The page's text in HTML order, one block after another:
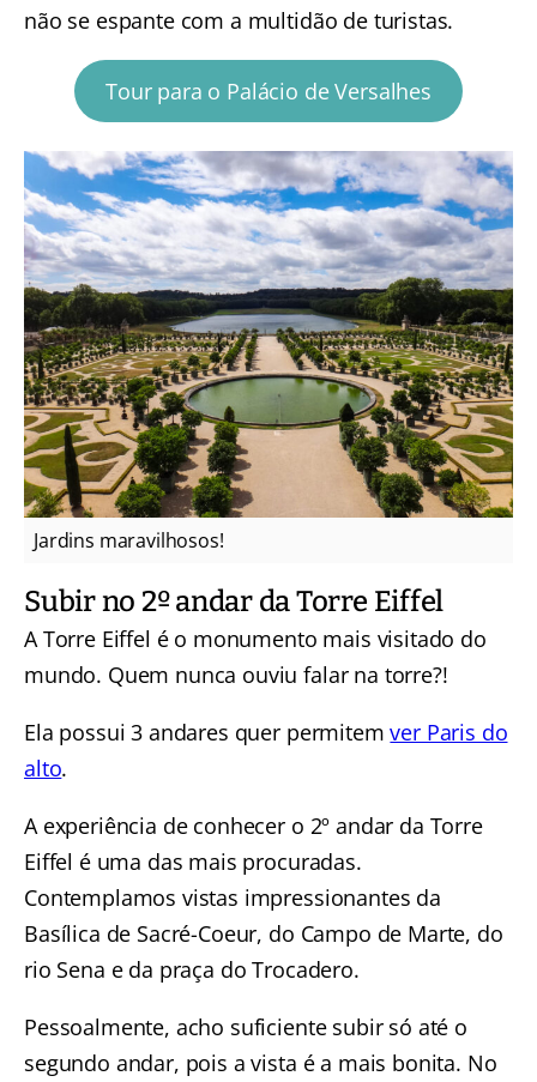
não se espante com a multidão de turistas.
Tour para o Palácio de Versalhes
Jardins maravilhosos!
Subir no 2º andar da Torre Eiffel
A Torre Eiffel é o monumento mais visitado do
mundo. Quem nunca ouviu falar na torre?!
Ela possui 3 andares quer permitemver Paris do
alto.
A experiência de conhecer o 2º andar da Torre
Eiffel é uma das mais procuradas.
Contemplamos vistas impressionantes da
Basílica de Sacré-Coeur, do Campo de Marte, do
rio Sena e da praça do Trocadero.
Pessoalmente, acho suficiente subir só até o
segundo andar, pois a vista é a mais bonita. No